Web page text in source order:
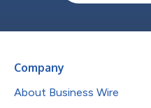
Company
About Business Wire